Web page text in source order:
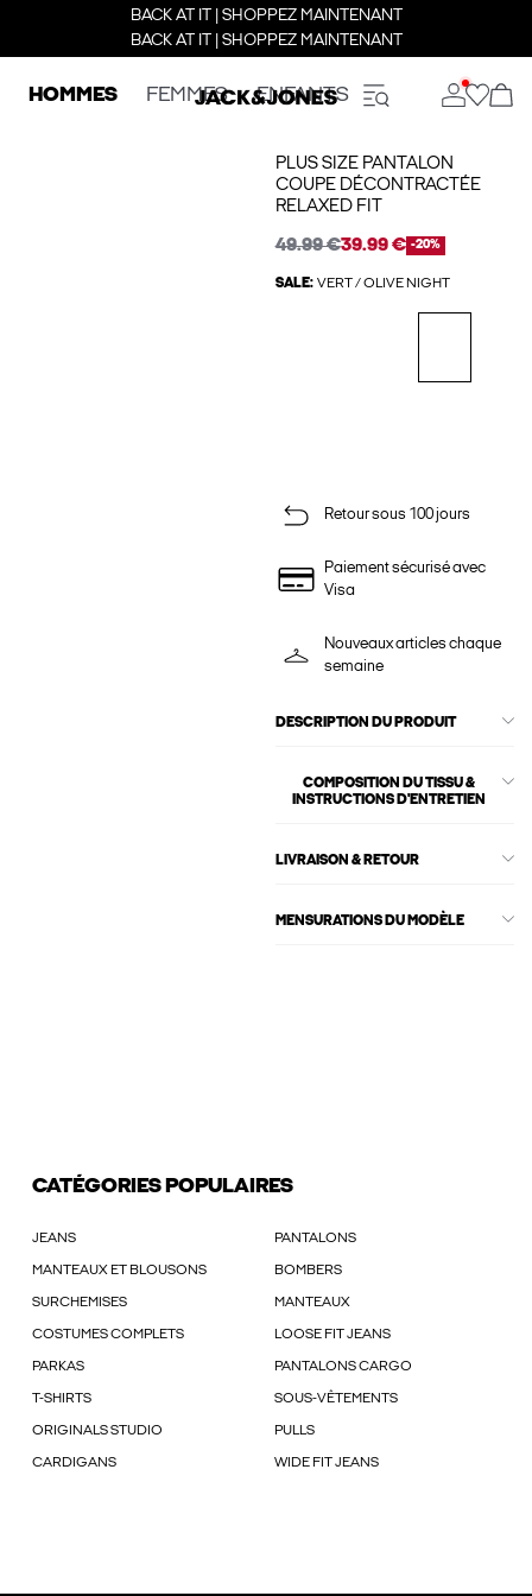
BACK AT IT | SHOPPEZ MAINTENANT
BACK AT IT | SHOPPEZ MAINTENANT
HOMMES FEMMES ENFANTS
PLUS SIZE PANTALON
COUPE DÉCONTRACTÉE
RELAXED FIT
49.99 €39.99 € -20%
SALE: VERT / OLIVE NIGHT
Retour sous 100 jours
Paiement sécurisé avec
Visa
Nouveaux articles chaque
semaine
DESCRIPTION DU PRODUIT
COMPOSITION DU TISSU &
INSTRUCTIONS D'ENTRETIEN
LIVRAISON & RETOUR
MENSURATIONS DU MODÈLE
CATÉGORIES POPULAIRES
JEANS PANTALONS
MANTEAUX ET BLOUSONS BOMBERS
SURCHEMISES MANTEAUX
COSTUMES COMPLETS LOOSE FIT JEANS
PARKAS PANTALONS CARGO
T-SHIRTS SOUS-VÊTEMENTS
ORIGINALS STUDIO PULLS
CARDIGANS WIDE FIT JEANS